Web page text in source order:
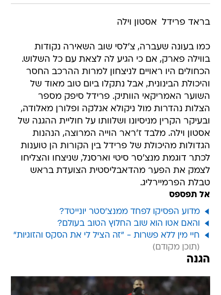
בראד פרידל  אסטון וילה
כמו בעונה שעברה, צ'לסי שוב השאירה נקודות
בווילה פארק, אם כי הגיע לה לצאת עם כל השלוש.
הכחולים היו ראויים לניצחון למרות ההרכב החסר
והיכולת הבינונית, אבל נתקלו ביום טוב מאוד של
השוער האמריקאי הוותיק. פרידל סיפק מספר
הצלות נהדרות מול ניקולא אנלקה ופלורן מאלודה,
ובעיקר הקרין מניסיונו ושלוותו על חוליית ההגנה של
אסטון וילה. מלבד ז'ראר הוייה המרוצה, הנהנות
הגדולות מהיכולת של פרידל בין הקורות הן טוענות
לכתר דוגמת מנצ'סר סיטי וארסנל, שניצחו והצליחו
לצמק את הפער מהדאבליסטית הצועדת בראש
טבלת הפרמיירליג.
אל תפספס
מדוע הפסיקו לפחד ממנצ'סטר יונייטד?
והאם אטו הוא שוב החלוץ הטוב בעולם?
חיי מין ללא פשרות - "זה הציל לי את הסקס והזוגיות"
הגנה